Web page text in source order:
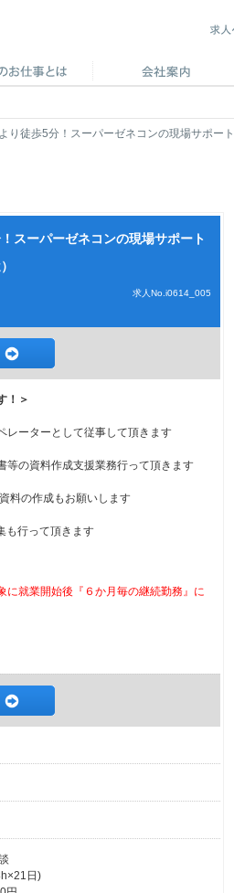
り徒歩5分！スーパーゼネコンの現場サポー
スーパーゼネコンの現場サポート
求人No.i0614_005
！＞
ーターとして従事して頂きます
の資料作成支援業務行って頂きます
料の作成もお願いします
も行って頂きます
就業開始後『６か月毎の継続勤務』に
日)